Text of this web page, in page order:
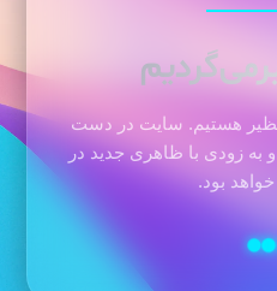
هستیم. سایت در دست
زودی با ظاهری جدید در
بود.